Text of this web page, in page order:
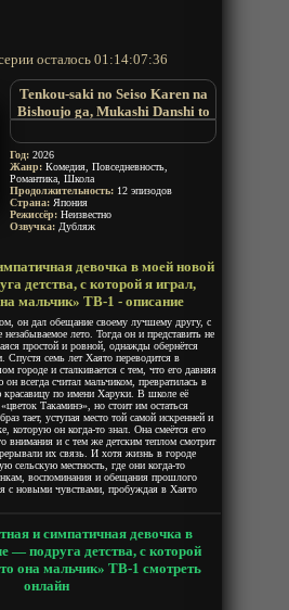
осталось01:14:07:36
Tenkou-saki no Seiso Karen na
Bishoujo ga, Mukashi Danshi to
Osananajimi Datta Ken
A Neat and Pretty Girl at the
Transfer Destination Was a
Childhood Friend Who Used to
Think That She Was a Boy and
Played With Her.
Год: 2026
Жанр: Комедия, Повседневность,
Романтика, Школа
Продолжительность: 12 эпизодов
Страна: Япония
Режиссёр: Неизвестно
Озвучка: Дубляж
девочка в моей новой
детства, с которой я играл,
мальчик» ТВ-1 - описание
он дал обещание своему лучшему другу, с
лето. Тогда он и представить не
простой и ровной, однажды обернётся
семь лет Хаято переводится в
городе и сталкивается с тем, что его давняя
он всегда считал мальчиком, превратилась в
красавицу по имени Харуки. В школе её
Такаминэ», но стоит им остаться
тает, уступая место той самой искренней и
которую он когда-то знал. Она смеётся его
внимания и с тем же детским теплом смотрит
их связь. И хотя жизнь в городе
сельскую местность, где они когда-то
воспоминания и обещания прошлого
с новыми чувствами, пробуждая в Хаято
и симпатичная девочка в
— подруга детства, с которой
она мальчик» ТВ-1 смотреть
онлайн